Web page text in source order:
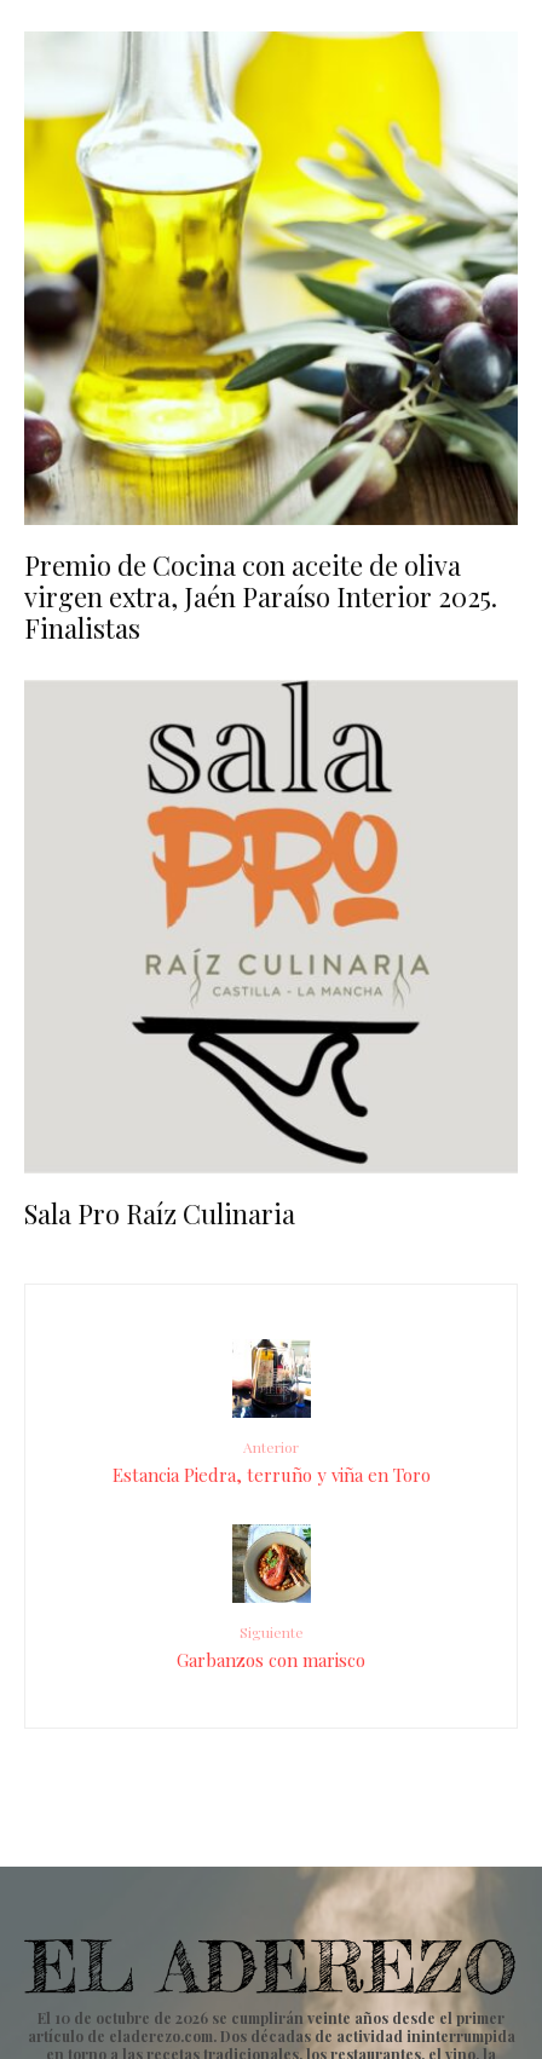
Premio de Cocina con aceite de oliva
virgen extra, Jaén Paraíso Interior 2025.
Finalistas
Sala Pro Raíz Culinaria
Anterior
Estancia Piedra, terruño y viña en Toro
Siguiente
Garbanzos con marisco
El 10 de octubre de 2026 se cumplirán veinte años desde el primer
artículo de eladerezo.com. Dos décadas de actividad ininterrumpida
en torno a las recetas tradicionales, los restaurantes, el vino, la